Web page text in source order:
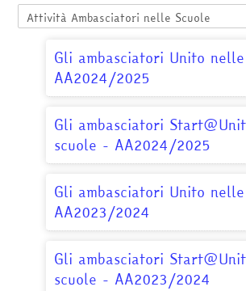
Italiano ‎(it)‎
Cerca
corsi
Categorie di corso
Gli ambasciatori Unito
AA2024/2025
Gli ambasciatori
scuole - AA2024/2025
Gli ambasciatori Unito
AA2023/2024
Gli ambasciatori
scuole - AA2023/2024